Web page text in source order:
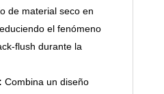
de material seco en
el fenómeno
flush durante la
Combina un diseño